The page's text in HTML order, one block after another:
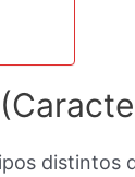
distintos